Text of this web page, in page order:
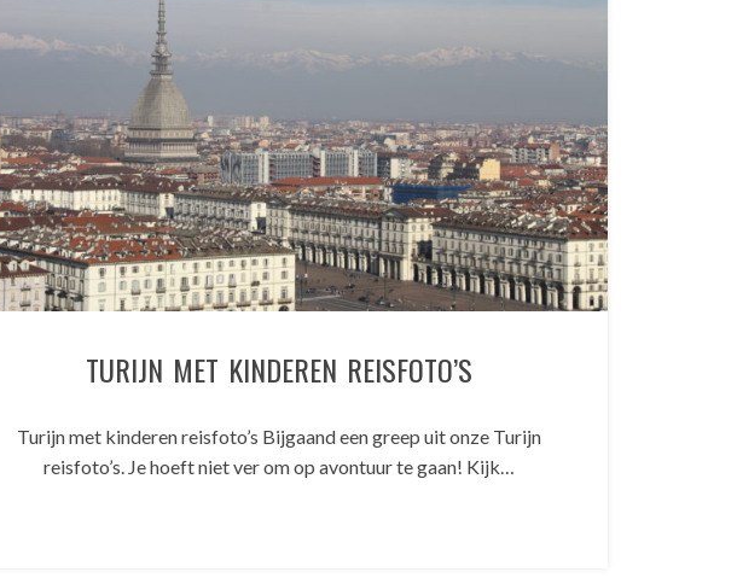
TURIJN MET KINDEREN REISFOTO’S
Turijn met kinderen reisfoto’s Bijgaand een greep uit onze Turijn
reisfoto’s. Je hoeft niet ver om op avontuur te gaan! Kijk…